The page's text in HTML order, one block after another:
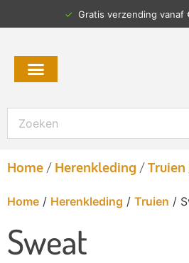
✓ Gratis verzending vanaf
Home / Herenkleding /Truien
Home / Herenkleding / Truien /
Sweat